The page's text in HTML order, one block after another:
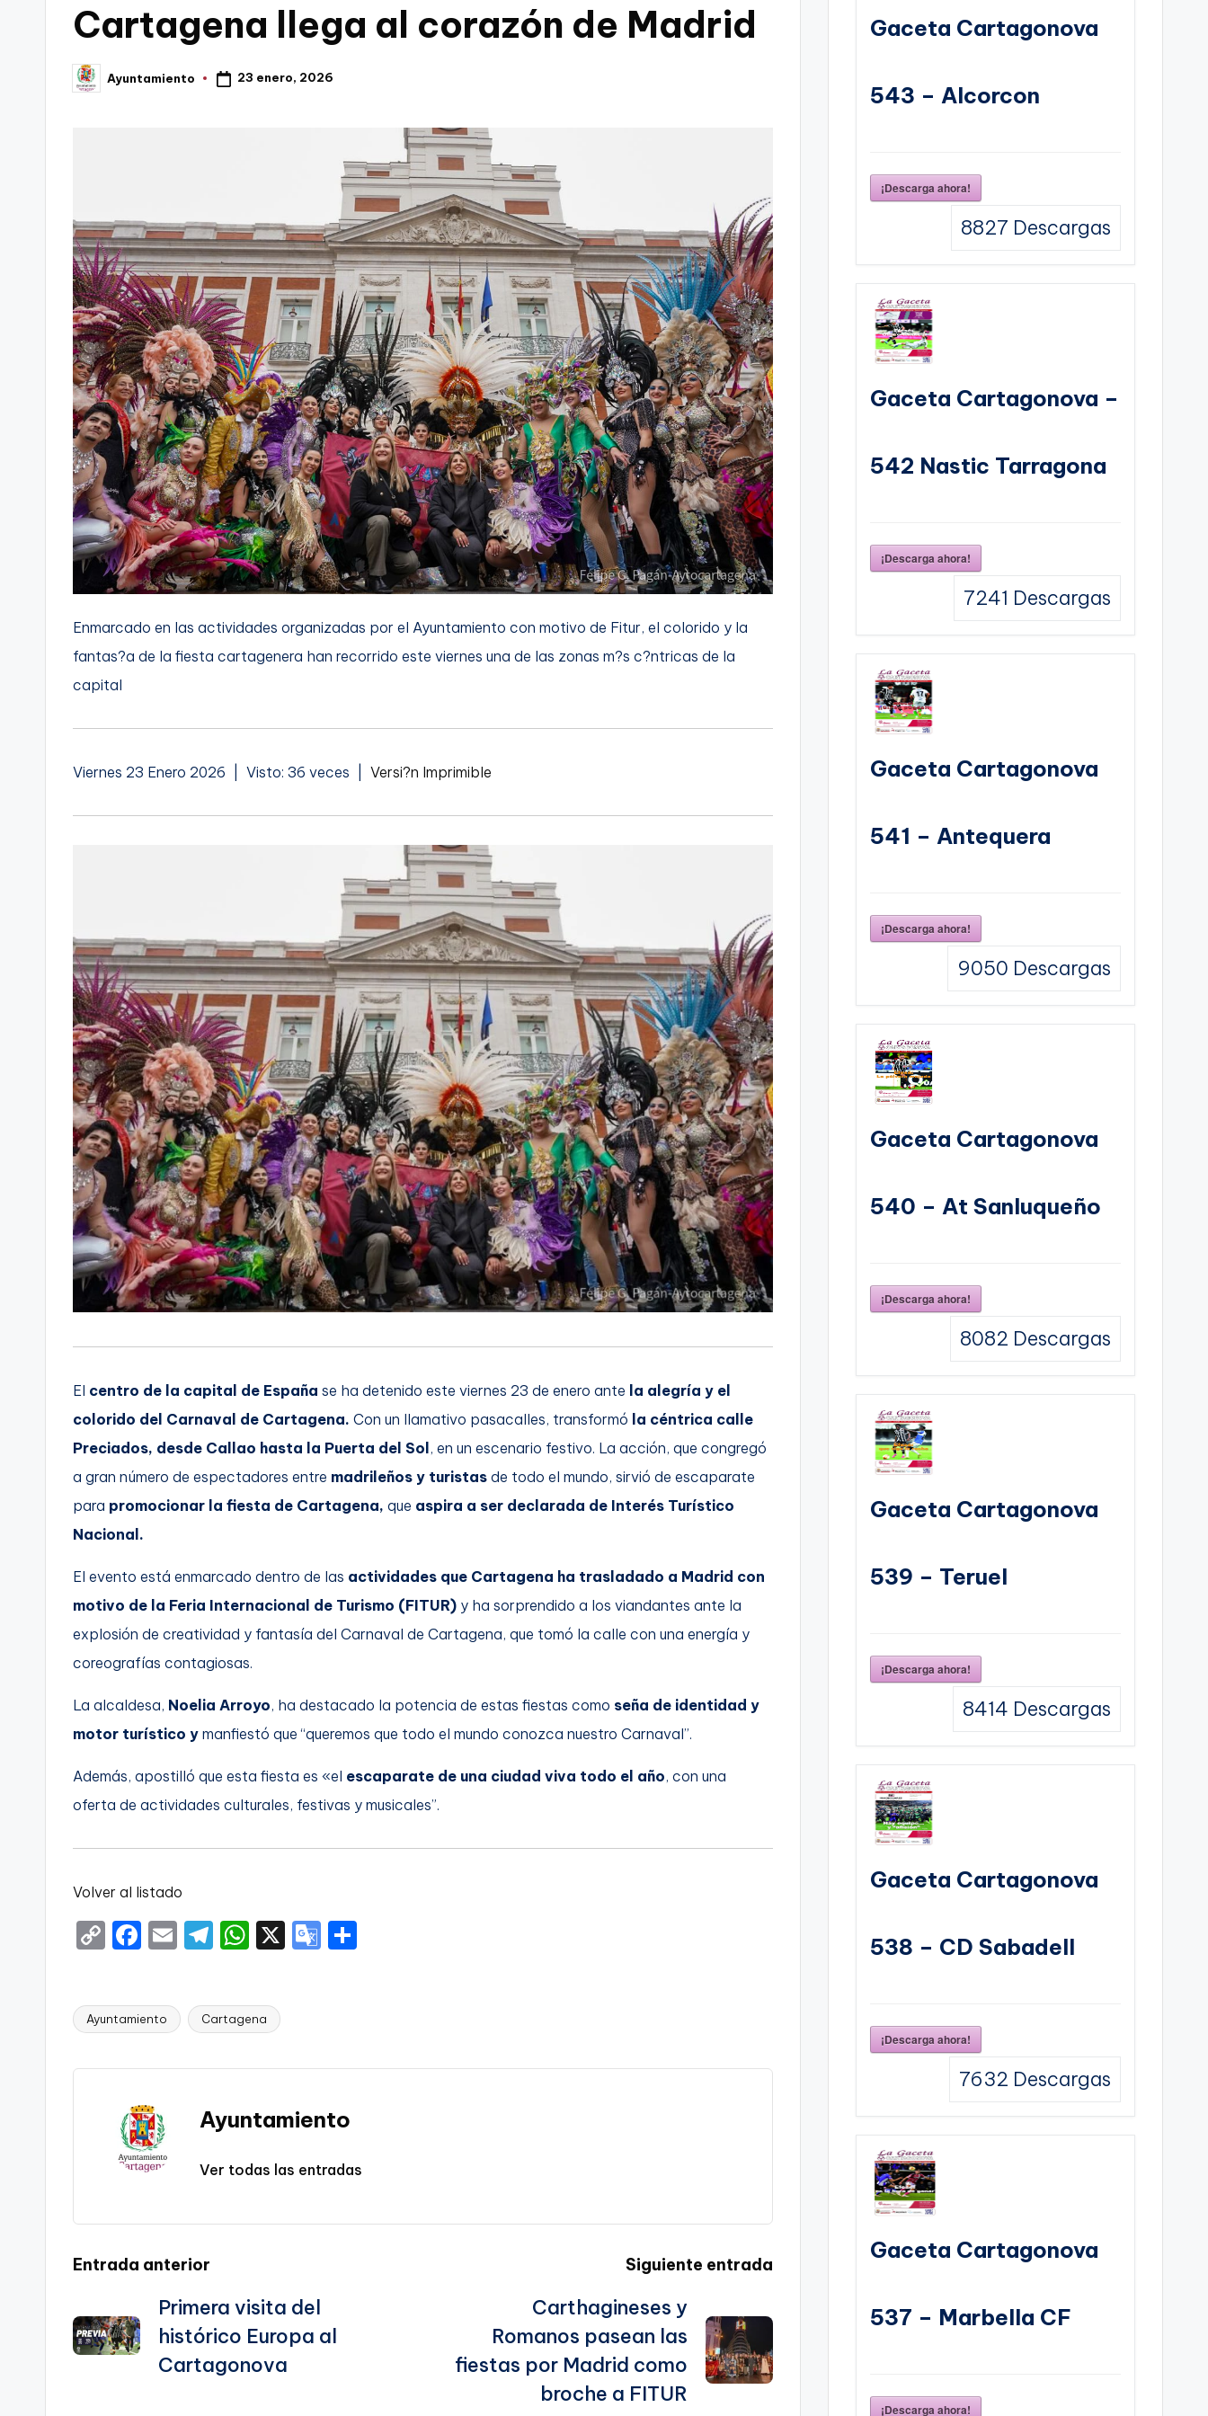
Cartagena llega al corazón de Madrid
Publicado
por
Ayuntamiento 23 enero, 2026
Enmarcado en las actividades organizadas por el Ayuntamiento con motivo de Fitur, el colorido y la
fantas?a de la fiesta cartagenera han recorrido este viernes una de las zonas m?s c?ntricas de la
capital
Viernes 23 Enero 2026 | Visto: 36 veces | Versi?n Imprimible
El centro de la capital de España se ha detenido este viernes 23 de enero ante la alegría y el
colorido del Carnaval de Cartagena. Con un llamativo pasacalles, transformó la céntrica calle
Preciados, desde Callao hasta la Puerta del Sol, en un escenario festivo. La acción, que congregó
a gran número de espectadores entre madrileños y turistas de todo el mundo, sirvió de escaparate
para promocionar la fiesta de Cartagena, que aspira a ser declarada de Interés Turístico
Nacional.
El evento está enmarcado dentro de las actividades que Cartagena ha trasladado a Madrid con
motivo de la Feria Internacional de Turismo (FITUR) y ha sorprendido a los viandantes ante la
explosión de creatividad y fantasía del Carnaval de Cartagena, que tomó la calle con una energía y
coreografías contagiosas.
La alcaldesa, Noelia Arroyo, ha destacado la potencia de estas fiestas como seña de identidad y
motor turístico y manfiestó que “queremos que todo el mundo conozca nuestro Carnaval”.
Además, apostilló que esta fiesta es «el escaparate de una ciudad viva todo el año, con una
oferta de actividades culturales, festivas y musicales”.
Volver al listado
C
y
n
F
e
o
o
k
E
l
T
gr
m
W
ts
p
p
X
G
Tr
a
n
sl
te
Etiquetas:
Ayuntamiento Cartagena
Ayuntamiento
Ver todas las entradas
Navegación
de
entradas
Entrada anterior
Primera visita del
histórico Europa al
Cartagonova
Siguiente entrada
Carthagineses y
Romanos pasean las
fiestas por Madrid como
broche a FITUR
Gaceta Cartagonova
543 – Alcorcon
¡Descarga ahora!
8827 Descargas
Gaceta Cartagonova –
542 Nastic Tarragona
¡Descarga ahora!
7241 Descargas
Gaceta Cartagonova
541 – Antequera
¡Descarga ahora!
9050 Descargas
Gaceta Cartagonova
540 – At Sanluqueño
¡Descarga ahora!
8082 Descargas
Gaceta Cartagonova
539 – Teruel
¡Descarga ahora!
8414 Descargas
Gaceta Cartagonova
538 – CD Sabadell
¡Descarga ahora!
7632 Descargas
Gaceta Cartagonova
537 – Marbella CF
¡Descarga ahora!